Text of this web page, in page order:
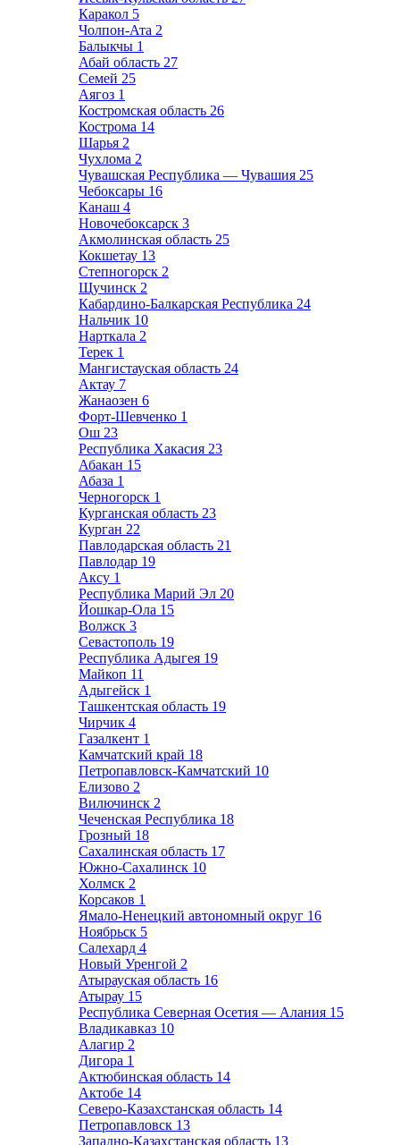
Каракол 5
Чолпон-Ата 2
Балыкчы 1
Абай область 27
Семей 25
Аягоз 1
Костромская область 26
Кострома 14
Шарья 2
Чухлома 2
Чувашская Республика — Чувашия 25
Чебоксары 16
Канаш 4
Новочебоксарск 3
Акмолинская область 25
Кокшетау 13
Степногорск 2
Щучинск 2
Кабардино-Балкарская Республика 24
Нальчик 10
Нарткала 2
Терек 1
Мангистауская область 24
Актау 7
Жанаозен 6
Форт-Шевченко 1
Ош 23
Республика Хакасия 23
Абакан 15
Абаза 1
Черногорск 1
Курганская область 23
Курган 22
Павлодарская область 21
Павлодар 19
Аксу 1
Республика Марий Эл 20
Йошкар-Ола 15
Волжск 3
Севастополь 19
Республика Адыгея 19
Майкоп 11
Адыгейск 1
Ташкентская область 19
Чирчик 4
Газалкент 1
Камчатский край 18
Петропавловск-Камчатский 10
Елизово 2
Вилючинск 2
Чеченская Республика 18
Грозный 18
Сахалинская область 17
Южно-Сахалинск 10
Холмск 2
Корсаков 1
Ямало-Ненецкий автономный округ 16
Ноябрьск 5
Салехард 4
Новый Уренгой 2
Атырауская область 16
Атырау 15
Республика Северная Осетия — Алания 15
Владикавказ 10
Алагир 2
Дигора 1
Актюбинская область 14
Актобе 14
Северо-Казахстанская область 14
Петропавловск 13
Западно-Казахстанская область 13